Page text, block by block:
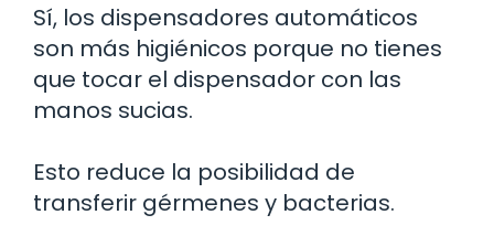
Sí, los dispensadores automáticos
son más higiénicos porque no tienes
que tocar el dispensador con las
manos sucias.
Esto reduce la posibilidad de
transferir gérmenes y bacterias.